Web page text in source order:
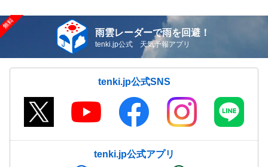
雨雲レーダーで雨を回避！
tenki.jp公式 天気予報アプリ
tenki.jp公式SNS
tenki.jp公式アプリ